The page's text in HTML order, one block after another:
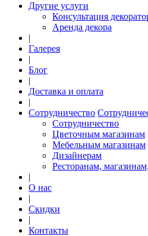
Другие услуги
Консультация
Аренда декора
|
Галерея
|
Блог
|
Доставка и оплата
|
Сотрудничество
Сотрудничество
Цветочным магазинам
Мебельным магазинам
Дизайнерам
Ресторанам,
|
О нас
|
Скидки
|
Контакты